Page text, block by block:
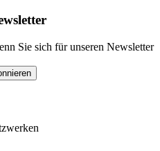
Sie sich für unseren Newsletter